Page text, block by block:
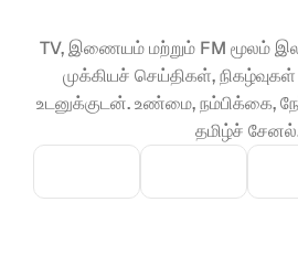
TV, இணையம் மற்றும் FM மூலம்
முக்கியச் செய்திகள்,
உடனுக்குடன். உண்மை, நம்பிக்கை,
தமிழ்ச்